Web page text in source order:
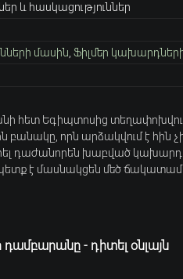
և հասկացություններ
մասին Ֆիլմեր
հետ Եգիպտոսից
բանակը, որն արձակվում է հին
դաժանորեն խաբված կախարդ
է մասնակցեն մեծ
- դիտել օնլայն